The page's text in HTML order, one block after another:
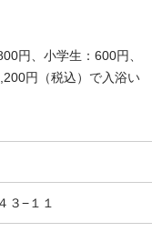
円、小学生：600円、
円（税込）で入浴い
３−１１